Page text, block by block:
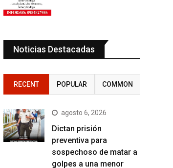
Noticias Destacadas
RECENT POPULAR COMMON
agosto 6, 2026
Dictan prisión
preventiva para
sospechoso de matar a
golpes a una menor